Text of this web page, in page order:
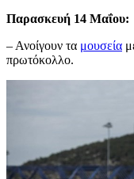
Παρασκευή 14 Μαΐου:
– Ανοίγουν τα μουσεία
πρωτόκολλο.